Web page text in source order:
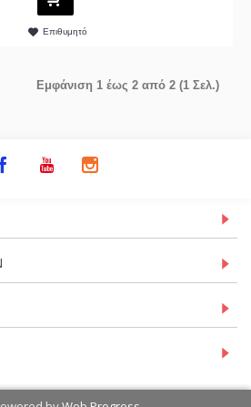
Επιθυμητό
Εμφάνιση 1 έως 2 από 2 (1 Σελ.)